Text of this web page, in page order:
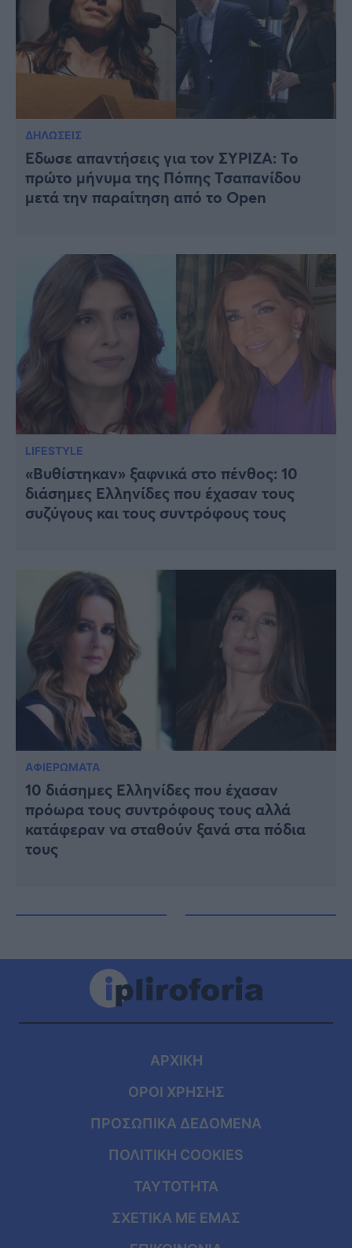
ΔΗΛΩΣΕΙΣ
Έδωσε απαντήσεις για τον ΣΥΡΙΖΑ: Το
πρώτο μήνυμα της Πόπης Τσαπανίδου
μετά την παραίτηση από το Open
LIFESTYLE
«Βυθίστηκαν» ξαφνικά στο πένθος: 10
διάσημες Ελληνίδες που έχασαν τους
συζύγους και τους συντρόφους τους
ΑΦΙΕΡΩΜΑΤΑ
10 διάσημες Ελληνίδες που έχασαν
πρόωρα τους συντρόφους τους αλλά
κατάφεραν να σταθούν ξανά στα πόδια
τους
ΑΡΧΙΚΗ
ΟΡΟΙ ΧΡΗΣΗΣ
ΠΡΟΣΩΠΙΚΑ ΔΕΔΟΜΕΝΑ
ΠΟΛΙΤΙΚΗ COOKIES
ΤΑΥΤΟΤΗΤΑ
ΣΧΕΤΙΚΑ ΜΕ ΕΜΑΣ